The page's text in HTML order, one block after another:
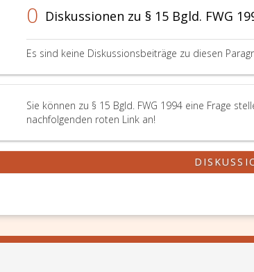
0 Diskussionen zu § 15 Bgld. FWG
Es sind keine Diskussionsbeiträge zu diesen
Sie können zu § 15 Bgld. FWG 1994 eine Frage
nachfolgenden roten Link an!